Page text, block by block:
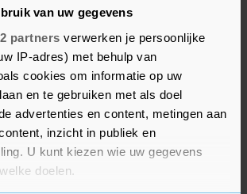
van uw gegevens
partners verwerken je persoonlijke
IP-adres) met behulp van
cookies om informatie op uw
en te gebruiken met als doel
advertenties en content, metingen aan
inzicht in publiek en
U kunt kiezen wie uw gegevens
doelen.